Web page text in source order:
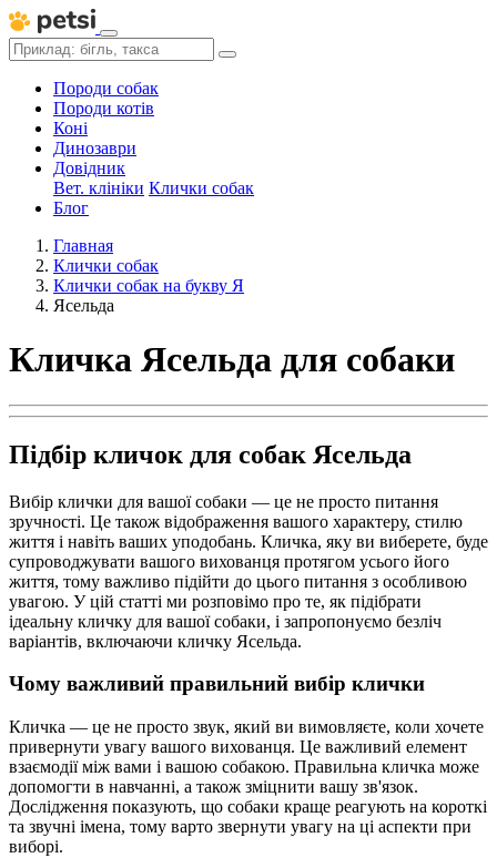
Породи собак
Породи котів
Коні
Динозаври
Довідник
Вет. клініки Клички собак
Блог
Главная
Клички собак
Клички собак на букву Я
Ясельда
Кличка Ясельда для собаки
Підбір кличок для собак Ясельда
Вибір клички для вашої собаки — це не просто питання
зручності. Це також відображення вашого характеру, стилю
життя і навіть ваших уподобань. Кличка, яку ви виберете, буде
супроводжувати вашого вихованця протягом усього його
життя, тому важливо підійти до цього питання з особливою
увагою. У цій статті ми розповімо про те, як підібрати
ідеальну кличку для вашої собаки, і запропонуємо безліч
варіантів, включаючи кличку Ясельда.
Чому важливий правильний вибір клички
Кличка — це не просто звук, який ви вимовляєте, коли хочете
привернути увагу вашого вихованця. Це важливий елемент
взаємодії між вами і вашою собакою. Правильна кличка може
допомогти в навчанні, а також зміцнити вашу зв'язок.
Дослідження показують, що собаки краще реагують на короткі
та звучні імена, тому варто звернути увагу на ці аспекти при
виборі.